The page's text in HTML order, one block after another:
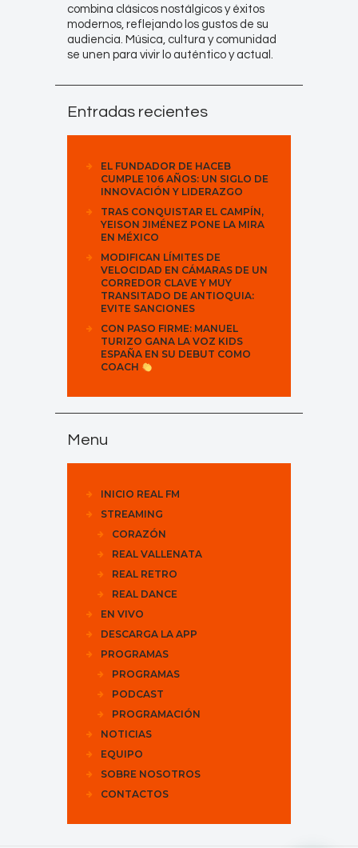
combina clásicos nostálgicos y éxitos
modernos, reflejando los gustos de su
audiencia. Música, cultura y comunidad
se unen para vivir lo auténtico y actual.
Entradas recientes
EL FUNDADOR DE HACEB
CUMPLE 106 AÑOS: UN SIGLO DE
INNOVACIÓN Y LIDERAZGO
TRAS CONQUISTAR EL CAMPÍN,
YEISON JIMÉNEZ PONE LA MIRA
EN MÉXICO
MODIFICAN LÍMITES DE
VELOCIDAD EN CÁMARAS DE UN
CORREDOR CLAVE Y MUY
TRANSITADO DE ANTIOQUIA:
EVITE SANCIONES
CON PASO FIRME: MANUEL
TURIZO GANA LA VOZ KIDS
ESPAÑA EN SU DEBUT COMO
COACH
Menu
INICIO REAL FM
STREAMING
CORAZÓN
REAL VALLENATA
REAL RETRO
REAL DANCE
EN VIVO
DESCARGA LA APP
PROGRAMAS
PROGRAMAS
PODCAST
PROGRAMACIÓN
NOTICIAS
EQUIPO
SOBRE NOSOTROS
CONTACTOS